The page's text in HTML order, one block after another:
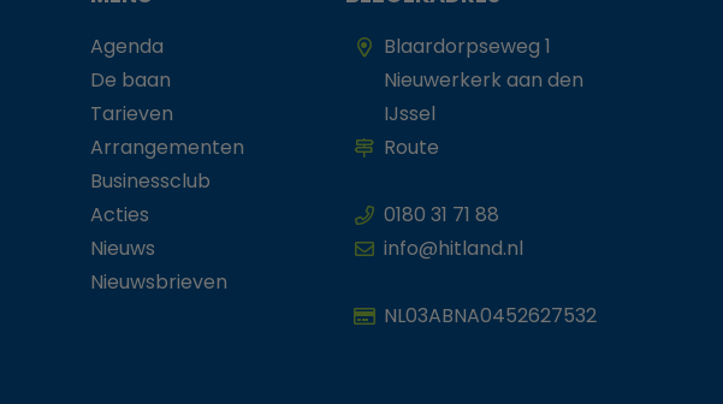
Agenda
De baan
Tarieven
Arrangementen
Businessclub
Acties
Nieuws
Nieuwsbrieven
Blaardorpseweg 1
Nieuwerkerk aan den
IJssel
Route
0180 31 71 88
info@hitland.nl
NL03ABNA0452627532